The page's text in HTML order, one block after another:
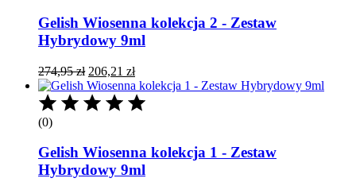
Gelish Wiosenna kolekcja 2 - Zestaw
Hybrydowy 9ml
274,95zł Pierwotna
cena
wynosiła:
274,95 zł.
206,21 złAktualna
cena
wynosi:
206,21 zł.
(0)
Gelish Wiosenna kolekcja 1 - Zestaw
Hybrydowy 9ml